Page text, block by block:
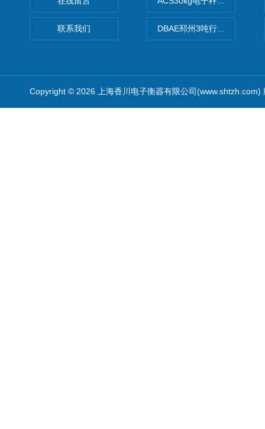
联系我们 DBAE邳州3吨行车电子吊秤
Copyright © 2026 上海香川电子衡器有限公司(www.shtzh.com)